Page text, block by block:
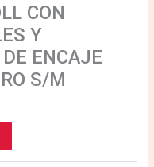
CON
Y
ENCAJE
S/M